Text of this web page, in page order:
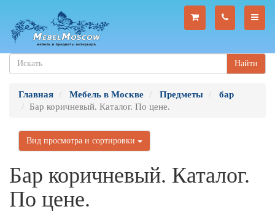
Найти
Главная Мебель в Москве Предметы
бар
Бар коричневый. Каталог. По цене.
Вид просмотра и сортировки
Бар коричневый. Каталог.
По цене.